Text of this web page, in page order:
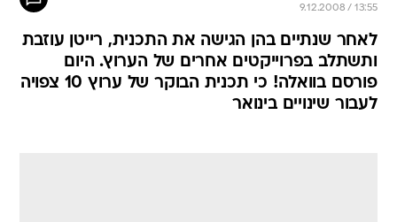
9.12.2008 / 13:55
לאחר שנתיים בהן הגישה את התכנית, רייטן עוזבת
ותשתלב בפרוייקטים אחרים של הערוץ. היום
פורסם בוואלה! כי תכנית הבוקר של ערוץ 10 צפויה
לעבור שינויים בינואר